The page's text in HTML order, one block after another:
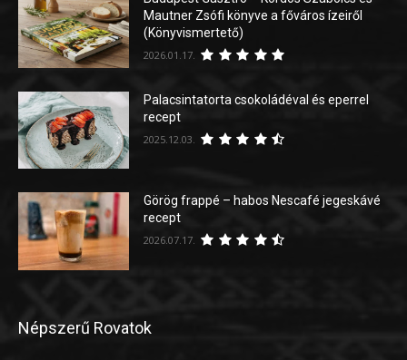
Mautner Zsófi könyve a főváros ízeiről
(Könyvismertető)
2026.01.17.
Palacsintatorta csokoládéval és eperrel
recept
2025.12.03.
Görög frappé – habos Nescafé jegeskávé
recept
2026.07.17.
Népszerű Rovatok